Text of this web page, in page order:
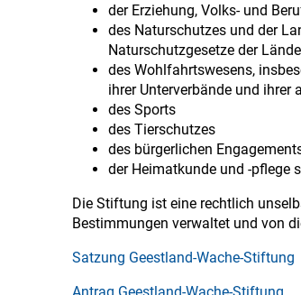
der Erziehung, Volks- und
des Naturschutzes und der
Naturschutzgesetze der
des Wohlfahrtswesens,
ihrer Unterverbände und
des Sports
des Tierschutzes
des bürgerlichen
der Heimatkunde und -pflege
Die Stiftung ist eine rechtlich
Bestimmungen verwaltet und von
Satzung Geestland-Wache-Stiftung